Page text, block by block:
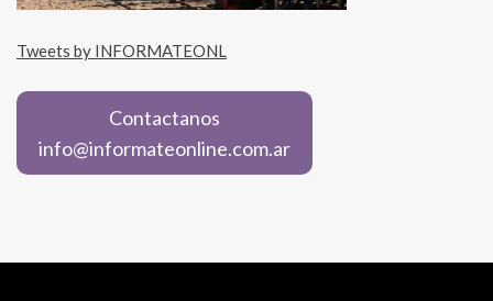
Tweets by INFORMATEONL
Contactanos
info@informateonline.com.ar